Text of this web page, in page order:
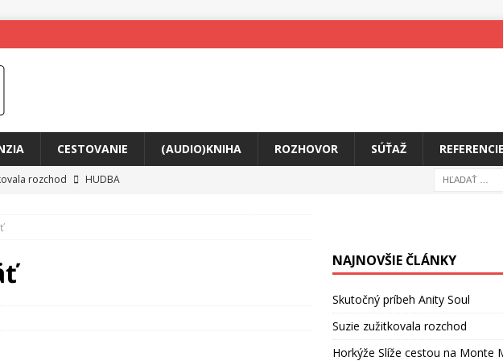
CESTOVANIE (AUDIO)KNIHA ROZHOVOR SÚŤAŽ
rozchod
HUDBA
unikátny akustický koncert
plný tajomstiev
Krištof Lehotskej naživo
NAJNOVŠIE ČLÁNKY
Skutočný príbeh Anity Soul
Suzie zužitkovala rozchod
Horkýže Slíže cestou na Monte